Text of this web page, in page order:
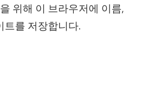
위해 이 브라우저에 이름,
트를 저장합니다.